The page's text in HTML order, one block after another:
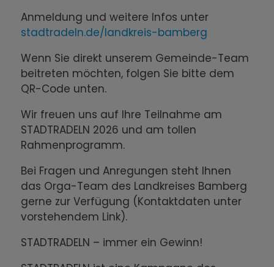
Anmeldung und weitere Infos unter
stadtradeln.de/landkreis-bamberg
Wenn Sie direkt unserem Gemeinde-Team
beitreten möchten, folgen Sie bitte dem
QR-Code unten.
Wir freuen uns auf Ihre Teilnahme am
STADTRADELN 2026 und am tollen
Rahmenprogramm.
Bei Fragen und Anregungen steht Ihnen
das Orga-Team des Landkreises Bamberg
gerne zur Verfügung (Kontaktdaten unter
vorstehendem Link).
STADTRADELN – immer ein Gewinn!